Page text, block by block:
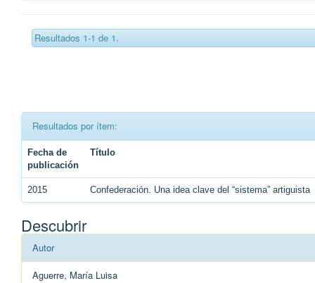
Resultados 1-1 de 1.
Resultados por ítem:
Fecha de
publicación
Título
2015 Confederación. Una idea clave del “sistema” artiguista
Descubrir
Autor
Aguerre, María Luisa